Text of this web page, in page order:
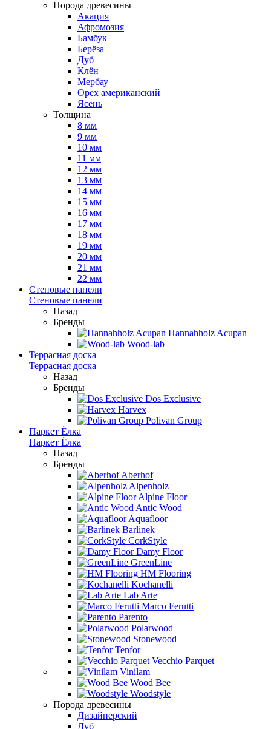
Порода древесины
Акация
Афромозия
Бамбук
Берёза
Дуб
Клён
Мербау
Орех американский
Ясень
Толщина
8 мм
9 мм
10 мм
11 мм
12 мм
13 мм
14 мм
15 мм
16 мм
17 мм
18 мм
19 мм
20 мм
21 мм
22 мм
Стеновые панели
Стеновые панели
Назад
Бренды
Hannahholz Acupan
Wood-lab
Террасная доска
Террасная доска
Назад
Бренды
Dos Exclusive
Harvex
Polivan Group
Паркет Ёлка
Паркет Ёлка
Назад
Бренды
Aberhof
Alpenholz
Alpine Floor
Antic Wood
Aquafloor
Barlinek
CorkStyle
Damy Floor
GreenLine
HM Flooring
Kochanelli
Lab Arte
Marco Ferutti
Parento
Polarwood
Stonewood
Tenfor
Vecchio Parquet
Vinilam
Wood Bee
Woodstyle
Порода древесины
Дизайнерский
Дуб